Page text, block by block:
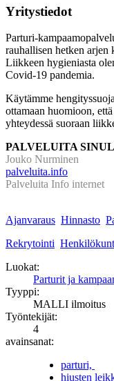
Yritystiedot
Parturi-
rauhallisen hetken arjen
Liikkeen hygieniasta
Covid-19 pandemia.
Käytämme
ottamaan huomioon,
yhteydessä suoraan
PALVELUITA
Jouko Nurminen
palveluita.info
Palveluita Info internet
Ajanvaraus Hinnasto
Rekrytointi
Luokat:
Parturit ja
Tyyppi:
MALLI ilmoitus
Työntekijät:
4
avainsanat:
parturi,
hiusten